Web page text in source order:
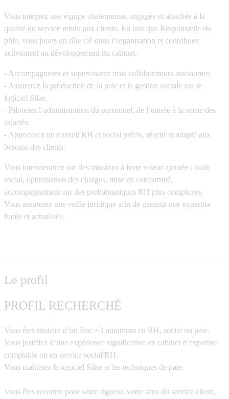
Vous intégrez une équipe chaleureuse, engagée et attachée à la
qualité du service rendu aux clients. En tant que Responsable du
pôle, vous jouez un rôle clé dans l’organisation et contribuez
activement au développement du cabinet.
- Accompagnerez et superviserez trois collaborateurs autonomes
- Assurerez la production de la paie et la gestion sociale sur le
logiciel Silae.
- Piloterez l’administration du personnel, de l’entrée à la sortie des
salariés.
- Apporterez un conseil RH et social précis, réactif et adapté aux
besoins des clients.
Vous interviendrez sur des missions à forte valeur ajoutée : audit
social, optimisation des charges, mise en conformité,
accompagnement sur des problématiques RH plus complexes.
Vous assurerez une veille juridique afin de garantir une expertise
fiable et actualisée.
Le profil
PROFIL RECHERCHÉ
Vous êtes titulaire d’un Bac +3 minimum en RH, social ou paie.
Vous justifiez d’une expérience significative en cabinet d’expertise
comptable ou en service social/RH.
Vous maîtrisez le logiciel Silae et les techniques de paie.
Vous êtes reconnu pour votre rigueur, votre sens du service client,